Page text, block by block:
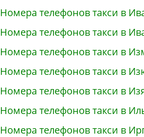
Номера телефонов такси в
Номера телефонов такси в
Номера телефонов такси в
Номера телефонов такси в
Номера телефонов такси в
Номера телефонов такси в
Номера телефонов такси в